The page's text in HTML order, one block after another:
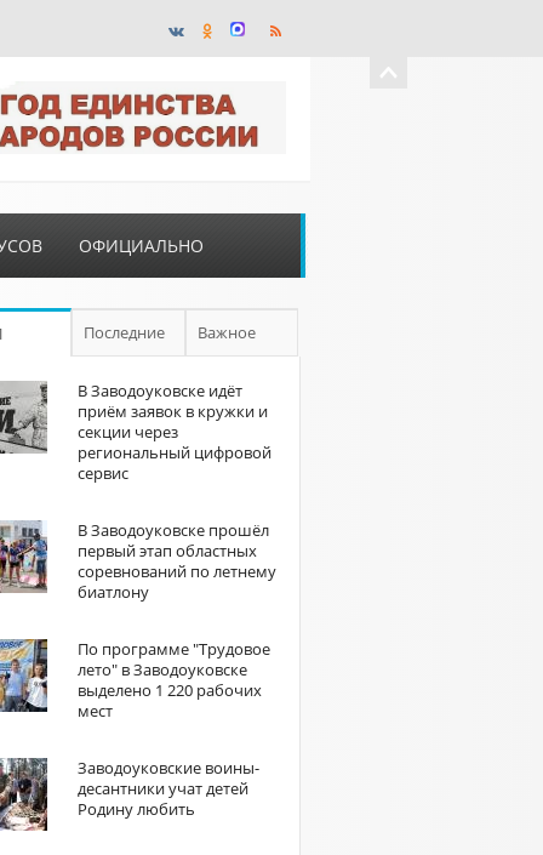
ОФИЦИАЛЬНО
Последние Важное
В Заводоуковске идёт
приём заявок в кружки и
секции через
региональный цифровой
сервис
В Заводоуковске прошёл
первый этап областных
соревнований по летнему
биатлону
По программе "Трудовое
лето" в Заводоуковске
выделено 1 220 рабочих
мест
Заводоуковские воины-
десантники учат детей
Родину любить